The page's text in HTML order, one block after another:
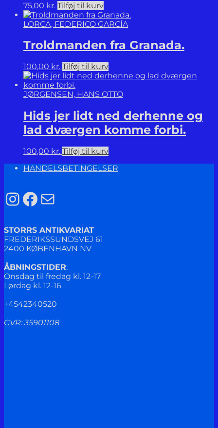
75,00 kr. Tilføj til kurv
LORCA, FEDERICO GARCÍA
Troldmanden fra Granada.
100,00 kr. Tilføj til kurv
JØRGENSEN, HANS OTTO
Hids jer lidt ned derhenne og
lad dværgen komme forbi.
100,00 kr. Tilføj til kurv
HANDELSBETINGELSER
Instagram
Facebook
Mail
STORRS ANTIKVARIAT
FREDERIKSSUNDSVEJ 61
2400 KØBENHAVN NV
ÅBNINGSTIDER:
Onsdag til fredag kl. 12-17
Lørdag kl. 12-16
+4542340520
CVR: 35901108